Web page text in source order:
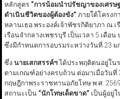
หลักสูตร “การน้อมนำปรัชญาของเศรษ
ดำเนินชีวิตของผู้ต้องขัง” ภายใต้โครงก
หลานเธอ พระองค์เจ้าพัชรกิติยาภา ณ เ
เรือนจำกลางเพชรบุรี เป็นเวลา 5 เดือ
ซึ่งมีกำหนดการอบรมระหว่างวันที่ 23 ม
ซึ่ง นายเสกสรรค์ฯได้ประพฤติตนอยู่ใน
ตามเกณฑ์อย่างครบถ้วน ต่อมาเมื่อวันที่
กฤษฎีกาพระราชทานอภัยโทษ พ.ศ.
สถานะเป็น “นักโทษเด็ดขาด” เป็นผู้อยู่